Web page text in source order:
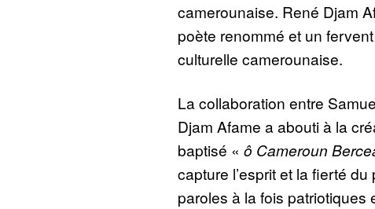
camerounaise. René Djam
poète renommé et un
culturelle camerounaise.
La collaboration entre
Djam Afame a abouti à la
baptisé « ô Cameroun
capture l’esprit et la fierté
paroles à la fois patriotiques